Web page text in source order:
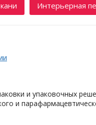
Интерьерная
и упаковочных
и